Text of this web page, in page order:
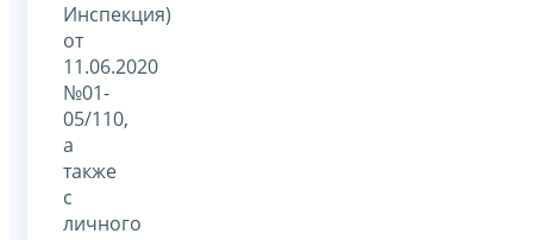
Инспекция)
от
11.06.2020
№01-
05/110,
а
также
с
личного